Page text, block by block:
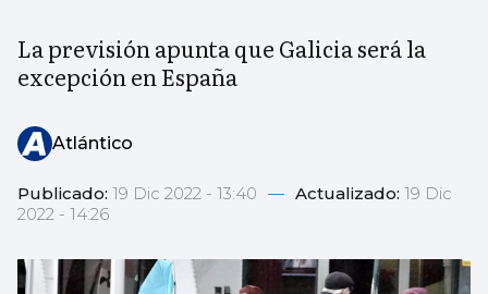
La previsión apunta que Galicia será la
excepción en España
Atlántico
Publicado: 19 Dic 2022 - 13:40 — Actualizado: 19 Dic
2022 - 14:26